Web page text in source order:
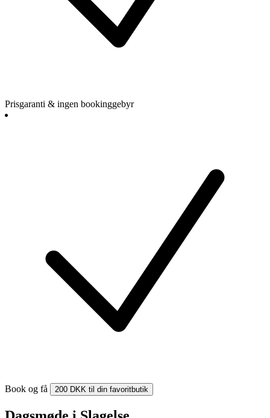
Prisgaranti & ingen bookinggebyr
Book og få 200 DKK til din favoritbutik